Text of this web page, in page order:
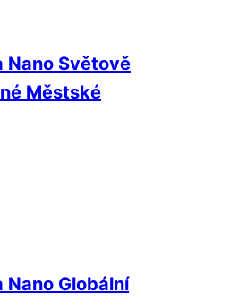
Nano Světově
Městské
Nano Globální